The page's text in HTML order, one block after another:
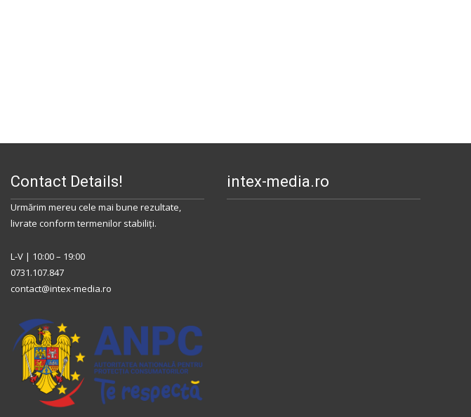
Contact Details!
Urmărim mereu cele mai bune rezultate,
livrate conform termenilor stabiliţi.
L-V | 10:00 – 19:00
0731.107.847
contact@intex-media.ro
intex-media.ro